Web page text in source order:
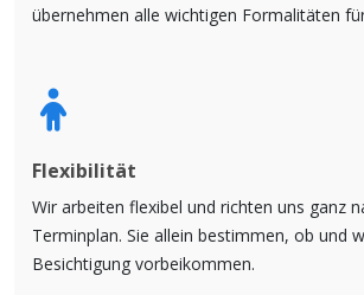
übernehmen alle wichtigen Formalitäten
Flexibilität
Wir arbeiten flexibel und richten uns ganz
Terminplan. Sie allein bestimmen, ob und
Besichtigung vorbeikommen.